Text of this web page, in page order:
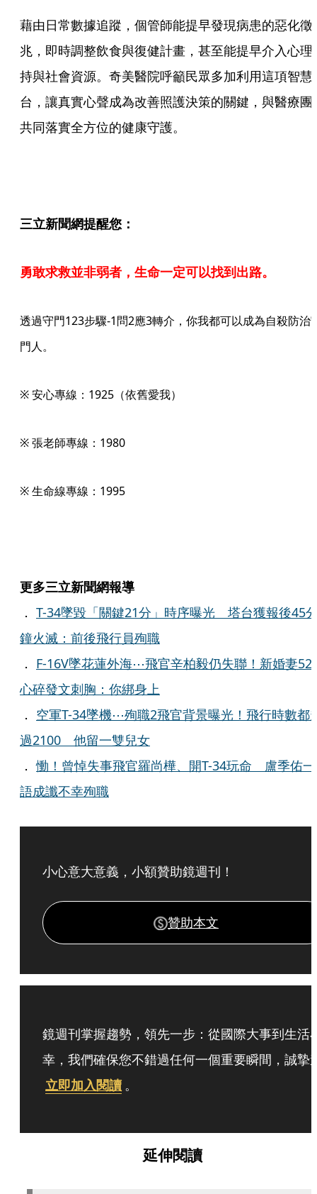
藉由日常數據追蹤，個管師能提早發現病患的惡化徵
兆，即時調整飲食與復健計畫，甚至能提早介入心理
持與社會資源。奇美醫院呼籲民眾多加利用這項智慧
台，讓真實心聲成為改善照護決策的關鍵，與醫療團
共同落實全方位的健康守護。
三立新聞網提醒您：
勇敢求救並非弱者，生命一定可以找到出路。
透過守門123步驟-1問2應3轉介，你我都可以成為自殺防治
門人。
※ 安心專線：1925（依舊愛我）
※ 張老師專線：1980
※ 生命線專線：1995
更多三立新聞網報導
． T-34墜毀「關鍵21分」時序曝光 塔台獲報後45
鐘火滅：前後飛行員殉職
． F-16V墜花蓮外海⋯飛官辛柏毅仍失聯！新婚妻
心碎發文刺胸：你綁身上
． 空軍T-34墜機⋯殉職2飛官背景曝光！飛行時數都
過2100 他留一雙兒女
．慟！曾悼失事飛官羅尚樺、開T-34玩命 盧季佑一
語成讖不幸殉職
小心意大意義，小額贊助鏡週刊！
贊助本文
鏡週刊掌握趨勢，領先一步：從國際大事到生活
幸，我們確保您不錯過任何一個重要瞬間，誠摯
立即加入閱讀 。
延伸閱讀